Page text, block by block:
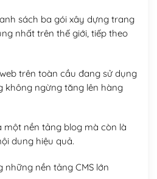
sách ba gói xây dựng trang
nhất trên thế giới, tiếp theo
trên toàn cầu đang sử dụng
không ngừng tăng lên hàng
một nền tảng blog mà còn là
dung hiệu quả.
nền tảng CMS lớn